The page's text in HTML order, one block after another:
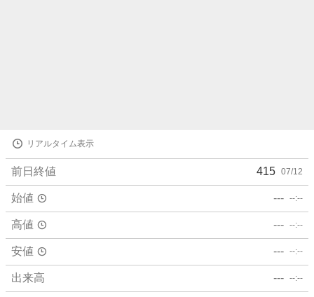
リアルタイム表示
前日終値 415 07/12
始値 --- --:--
高値 --- --:--
安値 --- --:--
出来高 --- --:--